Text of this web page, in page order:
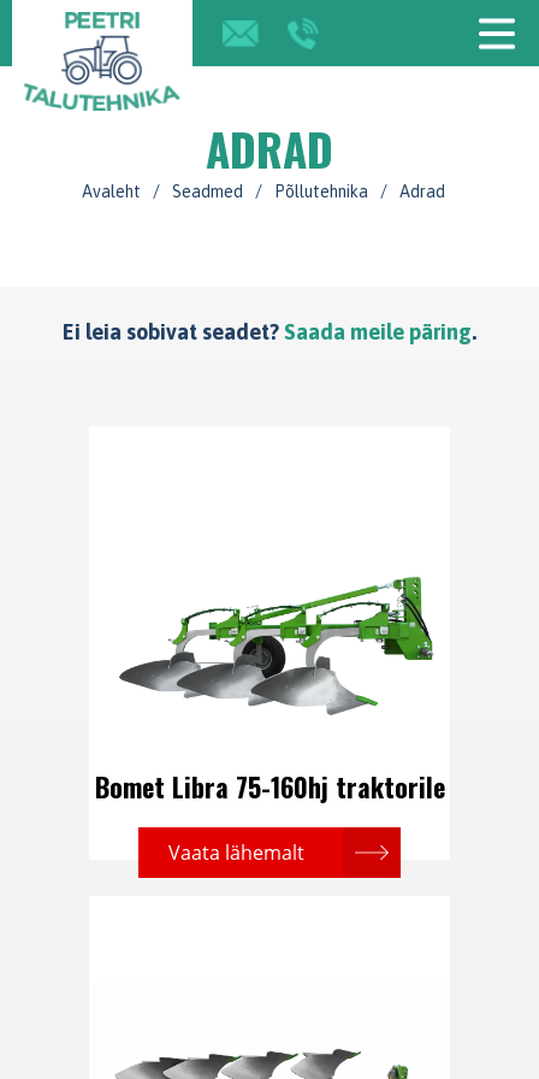
ADRAD
Avaleht / Seadmed / Põllutehnika / Adrad
Ei leia sobivat seadet?Saada meile päring.
Bomet Libra 75-160hj traktorile
Vaata lähemalt